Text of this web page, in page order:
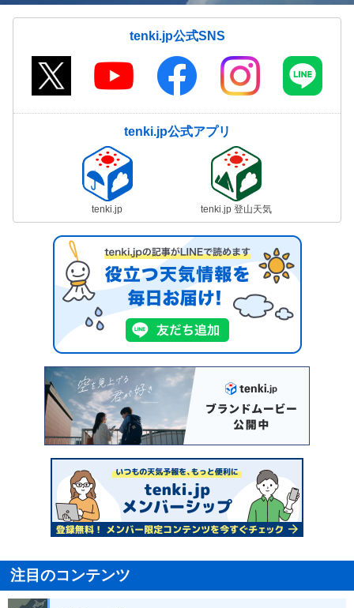
tenki.jp公式SNS
tenki.jp公式アプリ
tenki.jp tenki.jp 登山天気
注目のコンテンツ